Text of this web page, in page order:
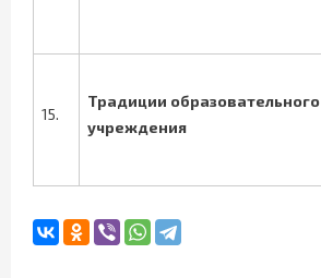
15.
Традиции образовательного
учреждения